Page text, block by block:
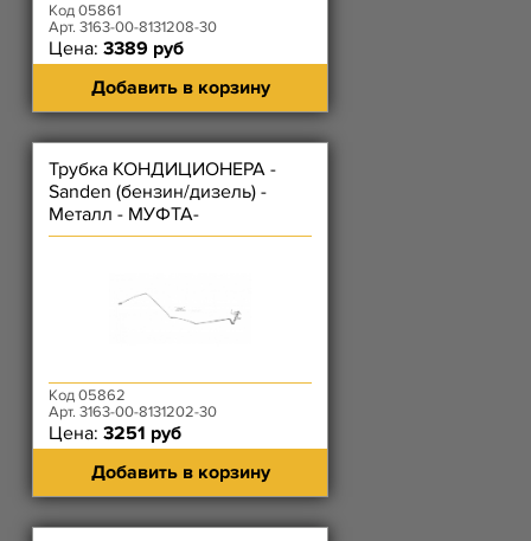
Код 05861
Арт. 3163-00-8131208-30
Цена: 3389 руб
Добавить в корзину
Трубка КОНДИЦИОНЕРА -
Sanden (бензин/дизель) -
Металл - МУФТА-
ИСПАРИТЕЛЬ
Код 05862
Арт. 3163-00-8131202-30
Цена: 3251 руб
Добавить в корзину